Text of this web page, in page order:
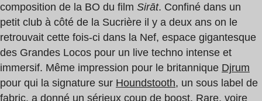
composition de la BO du film Sirāt. Confiné dans un
petit club à côté de la Sucrière il y a deux ans on le
retrouvait cette fois-ci dans la Nef, espace gigantesque
des Grandes Locos pour un live techno intense et
immersif. Même impression pour le britannique Djrum
pour qui la signature sur Houndstooth, un sous label de
fabric, a donné un sérieux coup de boost. Rare, voire